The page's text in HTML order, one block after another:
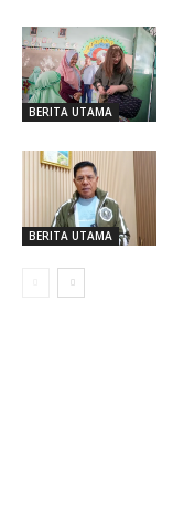
BERITA UTAMA
BERITA UTAMA